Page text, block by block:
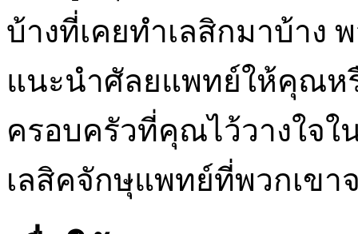
บ้างที่เคยทำเลสิกมาบ้าง
แนะนำศัลยแพทย์ให้คุณห
ครอบครัวที่คุณไว้วางใจใ
เลสิคจักษุแพทย์ที่พวกเขา